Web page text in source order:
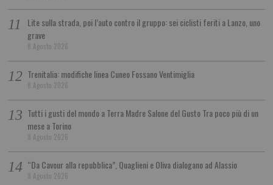
Lite sulla strada, poi l’auto contro il gruppo: sei ciclisti feriti a Lanzo, uno
grave
8 Agosto 2026
Trenitalia: modifiche linea Cuneo Fossano Ventimiglia
8 Agosto 2026
Tutti i gusti del mondo a Terra Madre Salone del Gusto Tra poco più di un
mese a Torino
8 Agosto 2026
“Da Cavour alla repubblica”, Quaglieni e Oliva dialogano ad Alassio
8 Agosto 2026